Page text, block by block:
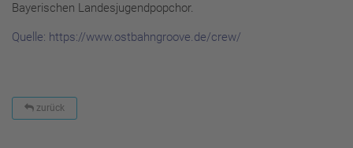
Bayerischen Landesjugendpopchor.
Quelle: https://www.ostbahngroove.de/crew/
zurück